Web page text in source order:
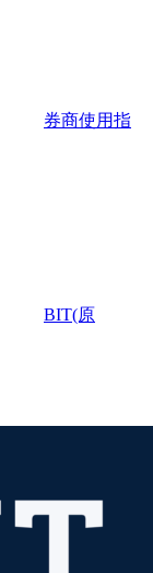
券商使用指
BIT(原